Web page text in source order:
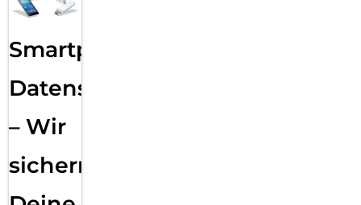
Smartphone
Datensicherung
– Wir
sichern